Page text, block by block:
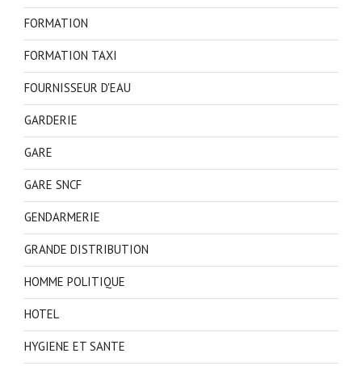
FORMATION
FORMATION TAXI
FOURNISSEUR D'EAU
GARDERIE
GARE
GARE SNCF
GENDARMERIE
GRANDE DISTRIBUTION
HOMME POLITIQUE
HOTEL
HYGIENE ET SANTE